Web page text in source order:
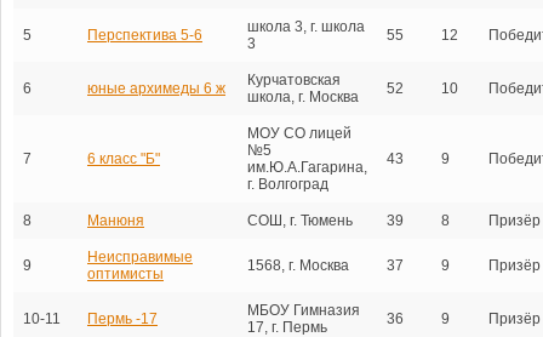
5 Перспектива 5-6
школа 3, г. школа
3
55 12
6 юные архимеды 6 ж
Курчатовская
школа, г. Москва
52 10
7 6 класс "Б"
МОУ СО лицей
№5
им.Ю.А.Гагарина,
г. Волгоград
43 9
8 Манюня СОШ, г. Тюмень 39 8 Призёр
9
Неисправимые
оптимисты
1568, г. Москва 37 9 Призёр
10-11 Пермь -17
МБОУ Гимназия
17, г. Пермь
36 9 Призёр